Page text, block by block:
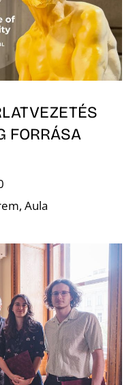
FORRÁSA
Aula